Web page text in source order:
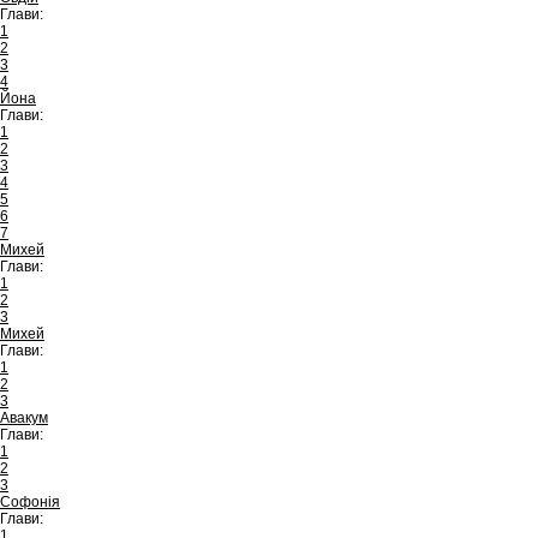
Глави:
1
2
3
4
Йона
Глави:
1
2
3
4
5
6
7
Михей
Глави:
1
2
3
Михей
Глави:
1
2
3
Авакум
Глави:
1
2
3
Софонія
Глави: